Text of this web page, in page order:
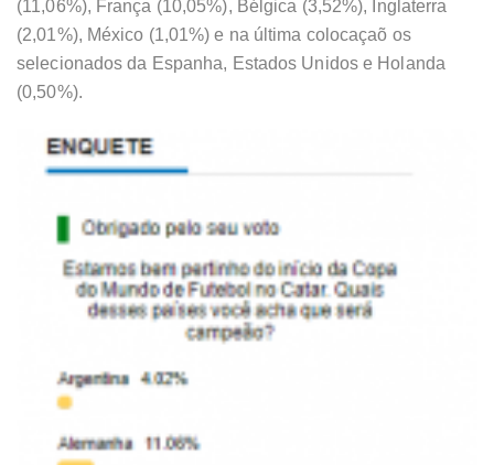
(11,06%), França (10,05%), Bélgica (3,52%), Inglaterra
(2,01%), México (1,01%) e na última colocaçaõ os
selecionados da Espanha, Estados Unidos e Holanda
(0,50%).